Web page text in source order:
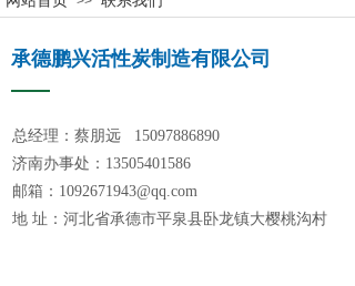
承德鹏兴活性炭制造有限公司
总经理： 蔡朋远 15097886890
济南办事处：13505401586
邮箱：1092671943@qq.com
地 址：河北省承德市平泉县卧龙镇大樱桃沟村